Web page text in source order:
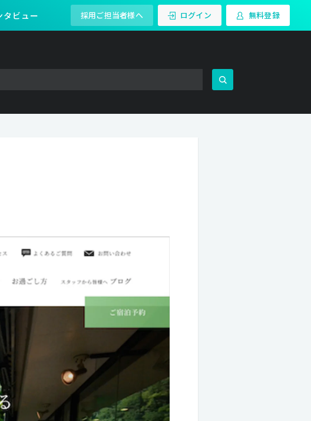
タビュー 採用ご担当者様へ ログイン 無料登録